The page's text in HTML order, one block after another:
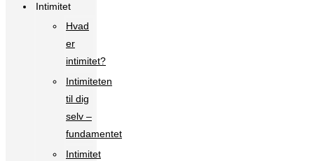
Intimitet
Hvad
er
intimitet?
Intimiteten
til dig
selv –
fundamentet
Intimitet